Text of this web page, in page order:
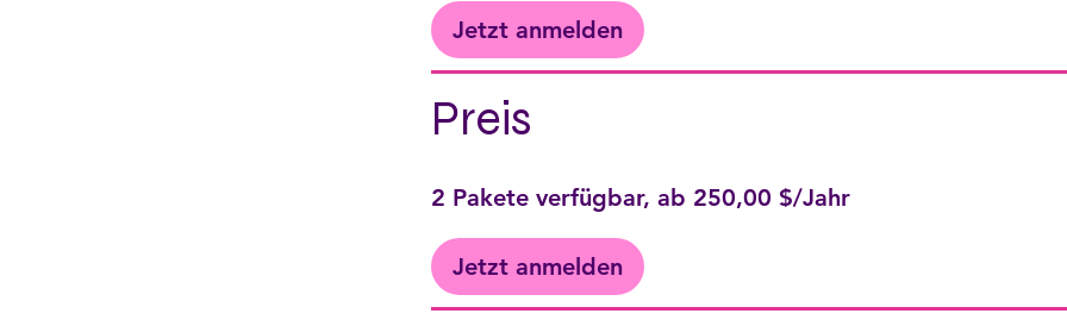
Jetzt anmelden
Preis
2 Pakete verfügbar, ab 250,00 $/Jahr
Jetzt anmelden